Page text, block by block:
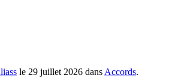
le 29 juillet 2026 dans Accords.